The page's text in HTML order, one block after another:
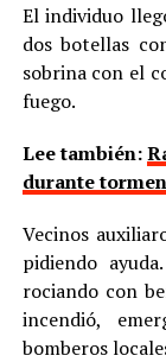
El individuo
dos botellas
sobrina con el
fuego.
Lee también:
durante
Vecinos
pidiendo
rociando con
incendió,
bomberos